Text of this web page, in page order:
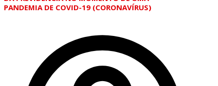
PANDEMIA DE COVID-19 (CORONAVÍRUS)